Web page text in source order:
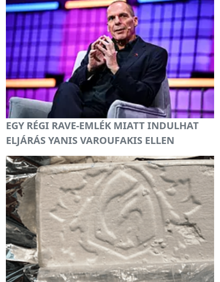
EGY RÉGI RAVE-EMLÉK MIATT INDULHAT
ELJÁRÁS YANIS VAROUFAKIS ELLEN